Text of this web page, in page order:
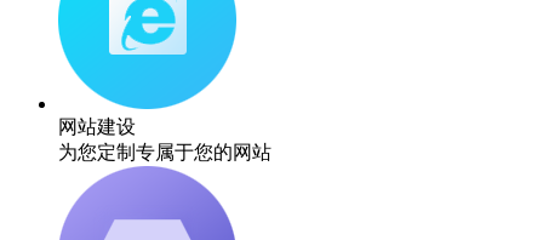
网站建设
为您定制专属于您的网站